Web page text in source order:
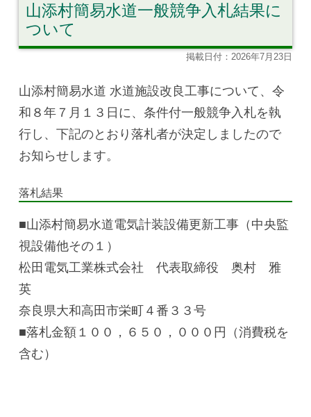
山添村簡易水道一般競争入札結果に
ついて
掲載日付：2026年7月23日
山添村簡易水道 水道施設改良工事について、令
和８年７月１３日に、条件付一般競争入札を執
行し、下記のとおり落札者が決定しましたので
お知らせします。
落札結果
■山添村簡易水道電気計装設備更新工事（中央監
視設備他その１）
松田電気工業株式会社 代表取締役 奥村 雅
英
奈良県大和高田市栄町４番３３号
■落札金額１００，６５０，０００円（消費税を
含む）